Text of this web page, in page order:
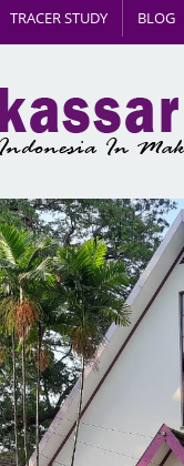
TRACER STUDY BLOG